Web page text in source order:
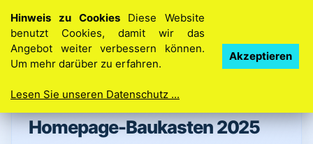
Ihre Idee. Ihre Homepage. So einfach geht’s
Homepage-Baukasten 2025
Hinweis zu CookiesDiese Website
benutzt Cookies, damit wir das
Angebot weiter verbessern können.
Um mehr darüber zu erfahren.
Lesen Sie unseren Datenschutz ...
Akzeptieren